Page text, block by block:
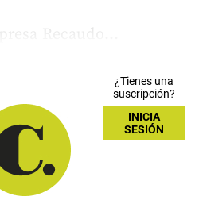
Recaudo...
¿Tienes una
suscripción?
INICIA
SESIÓN